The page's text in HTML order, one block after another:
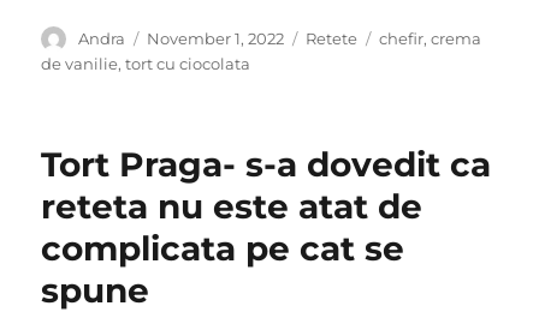
Author
Andra
Posted
on
November 1, 2022 Categories
Retete Tags
chefir,crema
de vanilie,tort cu ciocolata
Tort Praga- s-a dovedit ca
reteta nu este atat de
complicata pe cat se
spune